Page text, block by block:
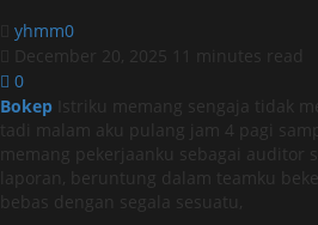
yhmm0
December 20, 2025
11 minutes read
0
Bokep Istriku memang sengaja tidak
tadi malam aku pulang jam 4 pagi
memang pekerjaanku sebagai auditor
laporan, beruntung dalam teamku
bebas dengan segala sesuatu,